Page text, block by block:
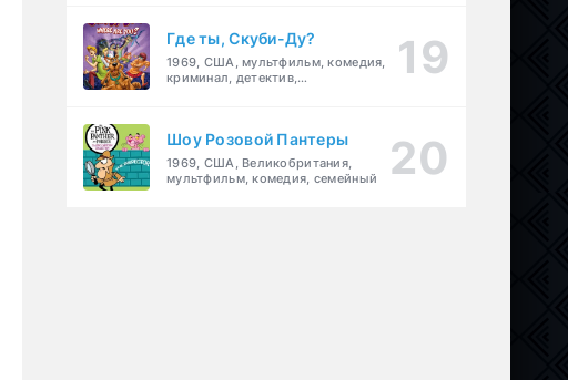
Где ты, Скуби-Ду?
1969, США, мультфильм, комедия,
криминал, детектив,
Шоу Розовой Пантеры
1969, США, Великобритания,
мультфильм, комедия, семейный